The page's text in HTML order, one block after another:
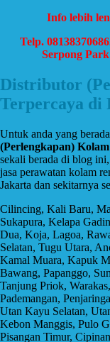
Info lebih
Telp.
Serpong
Distributor
Terpercaya di
Untuk anda yang
(Perlengkapan)
sekali berada di blog
jasa perawatan kolam
Jakarta dan sekitarnya
Cilincing, Kali Baru,
Sukapura, Kelapa
Dua, Koja, Lagoa,
Selatan, Tugu Utara,
Kamal Muara, Kapuk
Bawang, Papanggo,
Tanjung Priok,
Pademangan,
Utan Kayu Selatan,
Kebon Manggis, Pulo
Pisangan Timur,